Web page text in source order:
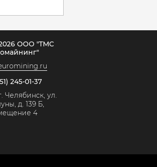
2026 ООО "ТМС
245-01-37
Челябинск, ул.
д. 139 Б,
4